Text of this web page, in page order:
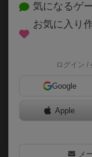
気になるゲ
お気に入り
ログイン /
Google
Apple
メ